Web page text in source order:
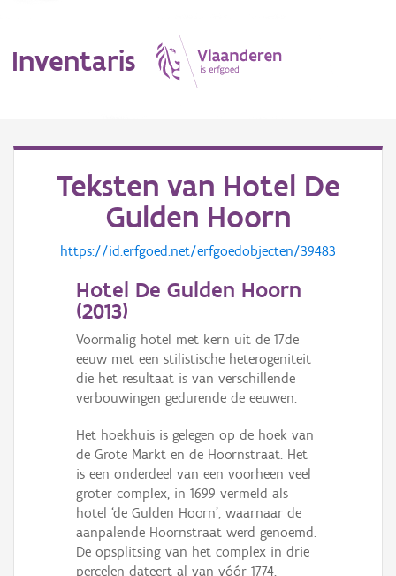
Inventaris
Aanduidingsobject
Gebeurtenis
Persoon of collectief
Teksten van Hotel De
Gulden Hoorn
https://id.erfgoed.net/erfgoedobjecten/39483
Hotel De Gulden Hoorn
(2013)
Voormalig hotel met kern uit de 17de
eeuw met een stilistische heterogeniteit
die het resultaat is van verschillende
verbouwingen gedurende de eeuwen.
Het hoekhuis is gelegen op de hoek van
de Grote Markt en de Hoornstraat. Het
is een onderdeel van een voorheen veel
groter complex, in 1699 vermeld als
hotel ‘de Gulden Hoorn’, waarnaar de
aanpalende Hoornstraat werd genoemd.
De opsplitsing van het complex in drie
percelen dateert al van vóór 1774.